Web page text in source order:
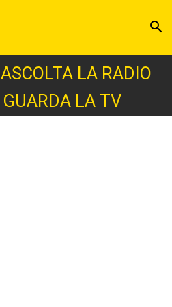
ASCOLTA LA RADIO
GUARDA LA TV